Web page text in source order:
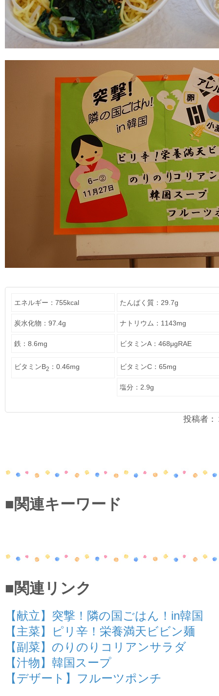
エネルギー：755kcal たんぱく質：29.7g
炭水化物：97.4g ナトリウム：1143mg
鉄：8.6mg ビタミンA：468μgRAE
ビタミンB2 ：0.46mg ビタミンC：65mg
塩分：2.9g
投稿者
■関連キーワード
■関連リンク
【献立】突撃！隣の国ごはん！in韓国
【主菜】ピリ辛！栄養満天ビビン麺
【副菜】のりのりコリアンサラダ
【汁物】韓国スープ
【デザート】フルーツポンチ